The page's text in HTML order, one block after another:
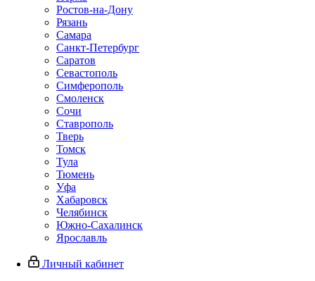
Ростов-на-Дону
Рязань
Самара
Санкт-Петербург
Саратов
Севастополь
Симферополь
Смоленск
Сочи
Ставрополь
Тверь
Томск
Тула
Тюмень
Уфа
Хабаровск
Челябинск
Южно-Сахалинск
Ярославль
Личный кабинет